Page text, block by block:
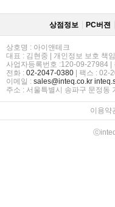
상점정보 PC버젼
상호명 : 아이앤테크
대표 : 김현중 | 개인정보 보호 책
사업자등록번호 :120-09-27984
전화 : 02-2047-0380 | 팩스 : 02-
이메일 : sales@inteq.co.kr
주소 : 서울특별시 송파구 문정동
이용약
ⓒinteq